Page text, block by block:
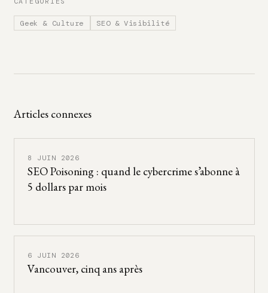
Geek & Culture SEO & Visibilité
Articles connexes
8 JUIN 2026
SEO Poisoning : quand le cybercrime s’abonne à
5 dollars par mois
6 JUIN 2026
Vancouver, cinq ans après